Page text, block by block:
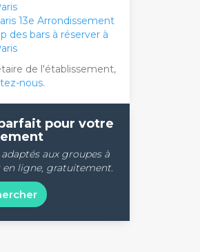
13e Arrondissement
des bars à réserver à
de l'établissement,
nous.
pour votre
aux groupes à
en ligne, gratuitement.